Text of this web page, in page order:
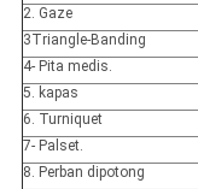
2. Gaze
3Triangle-Banding
4- Pita medis.
5. kapas
6. Turniquet
7- Palset.
8. Perban dipotong